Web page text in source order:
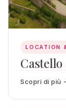
LOCATION
Scopri di più